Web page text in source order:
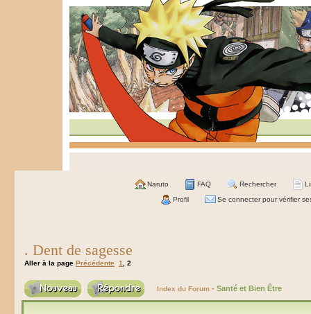
Naruto FAQ Rechercher
Profil Se connecter pour vérifier
. Dent de sagesse
Aller à la page Précédente 1 2
Index du Forum - Santé et Bien Être